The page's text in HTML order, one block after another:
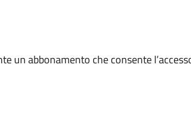
un abbonamento che consente